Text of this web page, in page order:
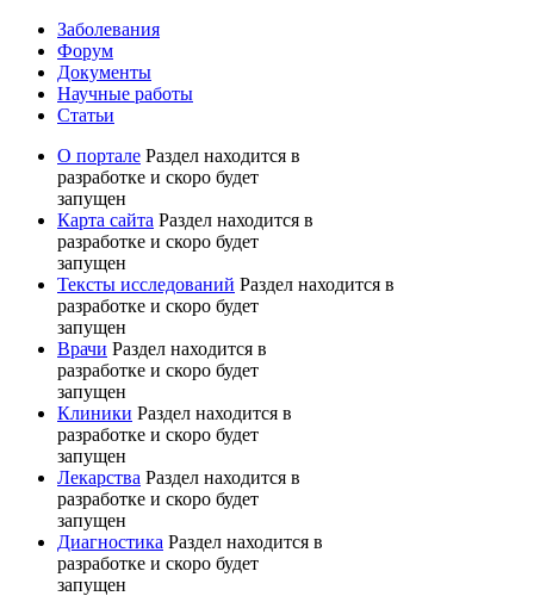
Заболевания
Форум
Документы
Научные работы
Статьи
О портале Раздел находится в
разработке и скоро будет
запущен
Карта сайта Раздел находится в
разработке и скоро будет
запущен
Тексты исследований Раздел находится в
разработке и скоро будет
запущен
Врачи Раздел находится в
разработке и скоро будет
запущен
Клиники Раздел находится в
разработке и скоро будет
запущен
Лекарства Раздел находится в
разработке и скоро будет
запущен
Диагностика Раздел находится в
разработке и скоро будет
запущен